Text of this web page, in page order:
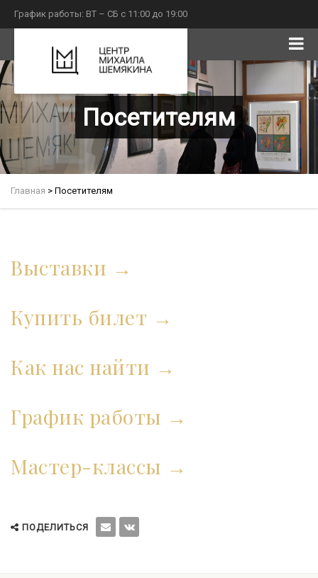
График работы: ВТ – СБ с 11:00 до 19:00
Посетителям
Главная > Посетителям
Выставки
Купить билет
Как нас найти
График работы
Мастер-классы
ПОДЕЛИТЬСЯ